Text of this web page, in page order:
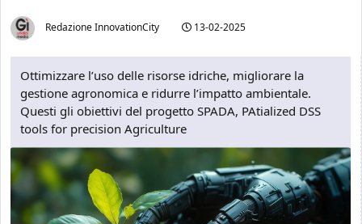
Redazione InnovationCity 13-02-2025
Ottimizzare l’uso delle risorse idriche, migliorare la
gestione agronomica e ridurre l’impatto ambientale.
Questi gli obiettivi del progetto SPADA, PAtialized DSS
tools for precision Agriculture